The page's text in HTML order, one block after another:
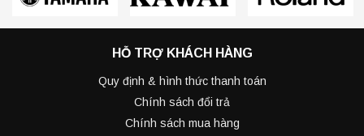
HỖ TRỢ KHÁCH HÀNG
Quy định & hình thức thanh toán
Chính sách đổi trả
Chính sách mua hàng